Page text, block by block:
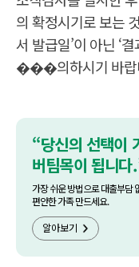
의 확정시기로 보는
서 발급일’이 아닌 ‘
���의하시기 바랍
“당신의 선택이
버팀목이 됩니다
가장 쉬운 방법으로 대출부담
편안한 가족 만드세요.
알아보기